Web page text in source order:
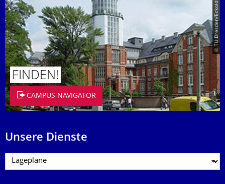
© TU Dresden/Eckold
FINDEN!
CAMPUS NAVIGATOR
Unsere Dienste